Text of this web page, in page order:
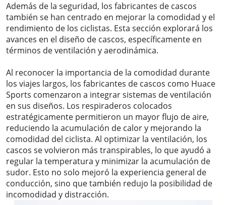
Además de la seguridad, los fabricantes de cascos
también se han centrado en mejorar la comodidad y el
rendimiento de los ciclistas. Esta sección explorará los
avances en el diseño de cascos, específicamente en
términos de ventilación y aerodinámica.
Al reconocer la importancia de la comodidad durante
los viajes largos, los fabricantes de cascos como Huace
Sports comenzaron a integrar sistemas de ventilación
en sus diseños. Los respiraderos colocados
estratégicamente permitieron un mayor flujo de aire,
reduciendo la acumulación de calor y mejorando la
comodidad del ciclista. Al optimizar la ventilación, los
cascos se volvieron más transpirables, lo que ayudó a
regular la temperatura y minimizar la acumulación de
sudor. Esto no solo mejoró la experiencia general de
conducción, sino que también redujo la posibilidad de
incomodidad y distracción.